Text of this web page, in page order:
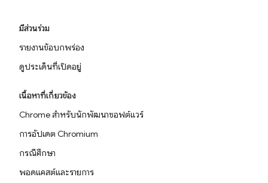
มีส่วนร่วม
รายงานข้อบกพร่อง
ดูประเด็นที่เปิดอยู่
เนื้อหาที่เกี่ยวข้อง
Chrome สำหรับนักพัฒนาซอฟต์แวร์
การอัปเดต Chromium
กรณีศึกษา
พอดแคสต์และรายการ